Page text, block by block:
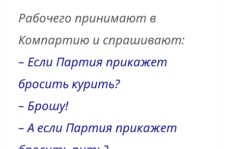
Рабочего принимают в
Компартию и спрашивают:
– Если Партия прикажет
бросить курить?
– Брошу!
– А если Партия прикажет